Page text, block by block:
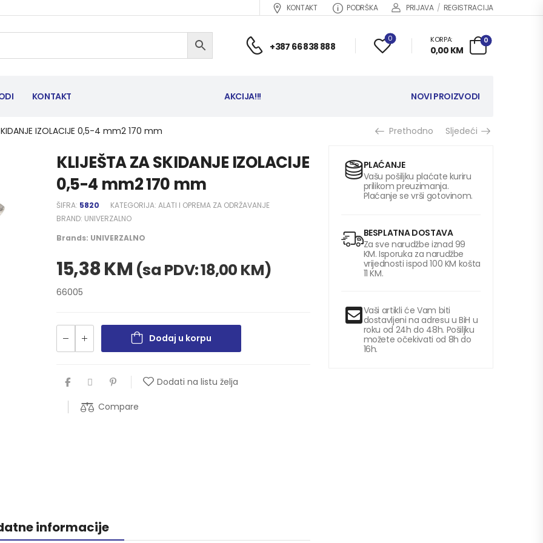
KONTAKT PODRŠKA PRIJAVA / REGISTRACIJA
+387 66 838 888
0 KORPA:
0,00 KM
0
KONTAKT AKCIJA!!! NOVI PROIZVODI
IZOLACIJE 0,5-4 mm2 170 mm Prethodno Sljedeći
KLIJEŠTA ZA SKIDANJE IZOLACIJE
0,5-4 mm2 170 mm
ŠIFRA: 5820 KATEGORIJA: ALATI I OPREMA ZA ODRŽAVANJE
BRAND: UNIVERZALNO
Brands: UNIVERZALNO
15,38KM (sa PDV:18,00 KM)
66005
Dodaj u korpu
Dodati na listu želja
Compare
informacije
PLAĆANJE
Vašu pošiljku plaćate kuriru
prilikom preuzimanja.
Plaćanje se vrši gotovinom.
BESPLATNA DOSTAVA
Za sve narudžbe iznad 99
KM. Isporuka za narudžbe
vrijednosti ispod 100 KM košta
11 KM.
Vaši artikli će Vam biti
dostavljeni na adresu u BiH u
roku od 24h do 48h. Pošiljku
možete očekivati od 8h do
16h.